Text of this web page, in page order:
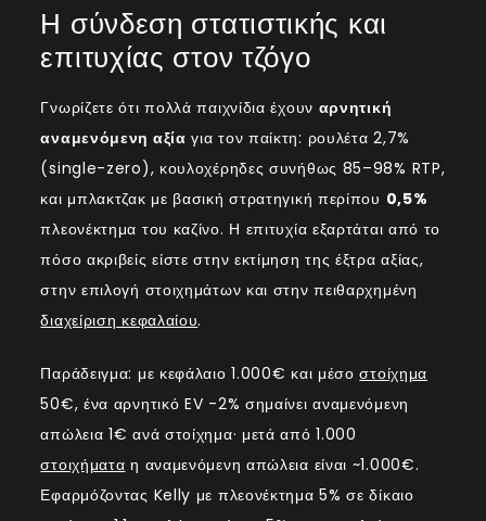
Η σύνδεση στατιστικής και
επιτυχίας στον τζόγο
Γνωρίζετε ότι πολλά παιχνίδια έχουν αρνητική
αναμενόμενη αξία για τον παίκτη: ρουλέτα 2,7%
(single-zero), κουλοχέρηδες συνήθως 85–98% RTP,
και μπλακτζακ με βασική στρατηγική περίπου 0,5%
πλεονέκτημα του καζίνο. Η επιτυχία εξαρτάται από το
πόσο ακριβείς είστε στην εκτίμηση της έξτρα αξίας,
στην επιλογή στοιχημάτων και στην πειθαρχημένη
διαχείριση κεφαλαίου.
Παράδειγμα: με κεφάλαιο 1.000€ και μέσοστοίχημα
50€, ένα αρνητικό EV -2% σημαίνει αναμενόμενη
απώλεια 1€ ανά στοίχημα· μετά από 1.000
στοιχήματα η αναμενόμενη απώλεια είναι ~1.000€.
Εφαρμόζοντας Kelly με πλεονέκτημα 5% σε δίκαιο